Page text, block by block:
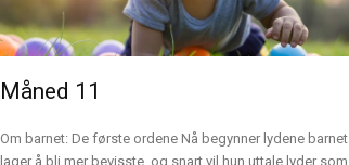
Måned 11
Om barnet: De første ordene Nå begynner lydene barnet
lager å bli mer bevisste, og snart vil hun uttale lyder som